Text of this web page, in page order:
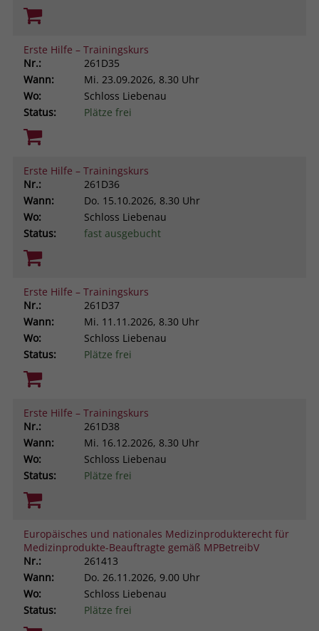
Erste Hilfe – Trainingskurs
Nr.:
261D35
Wann:
Mi. 23.09.2026, 8.30 Uhr
Wo:
Schloss Liebenau
Status:
Plätze frei
Erste Hilfe – Trainingskurs
Nr.:
261D36
Wann:
Do. 15.10.2026, 8.30 Uhr
Wo:
Schloss Liebenau
Status:
fast ausgebucht
Erste Hilfe – Trainingskurs
Nr.:
261D37
Wann:
Mi. 11.11.2026, 8.30 Uhr
Wo:
Schloss Liebenau
Status:
Plätze frei
Erste Hilfe – Trainingskurs
Nr.:
261D38
Wann:
Mi. 16.12.2026, 8.30 Uhr
Wo:
Schloss Liebenau
Status:
Plätze frei
Europäisches und nationales Medizinprodukterecht für
Medizinprodukte-Beauftragte gemäß MPBetreibV
Nr.:
261413
Wann:
Do. 26.11.2026, 9.00 Uhr
Wo:
Schloss Liebenau
Status:
Plätze frei